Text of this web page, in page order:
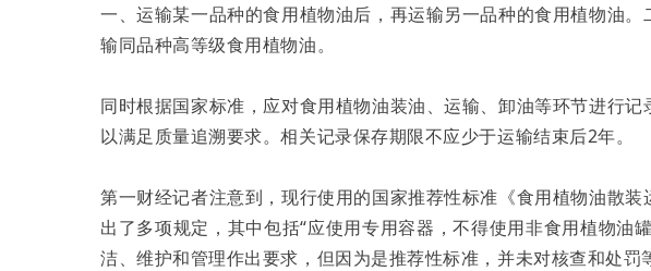
一、运输某一品种的食用植物油后，再运输另一品种的食用植物油
输同品种高等级食用植物油。
同时根据国家标准，应对食用植物油装油、运输、卸油等环节进行记
以满足质量追溯要求。相关记录保存期限不应少于运输结束后2年。
第一财经记者注意到，现行使用的国家推荐性标准《食用植物油散
出了多项规定，其中包括“应使用专用容器，不得使用非食用植物油
洁、维护和管理作出要求，但因为是推荐性标准，并未对核查和处罚